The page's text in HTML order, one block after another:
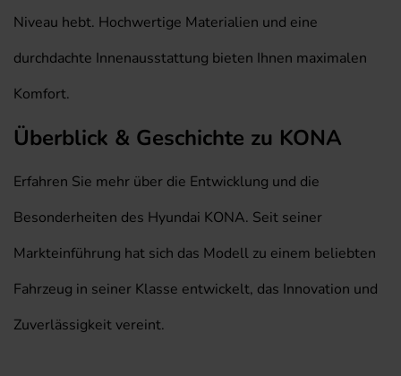
Niveau hebt. Hochwertige Materialien und eine
durchdachte Innenausstattung bieten Ihnen maximalen
Komfort.
Überblick & Geschichte zu KONA
Erfahren Sie mehr über die Entwicklung und die
Besonderheiten des Hyundai KONA. Seit seiner
Markteinführung hat sich das Modell zu einem beliebten
Fahrzeug in seiner Klasse entwickelt, das Innovation und
Zuverlässigkeit vereint.